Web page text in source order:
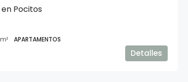
Pocitos
m² APARTAMENTOS
Detalles